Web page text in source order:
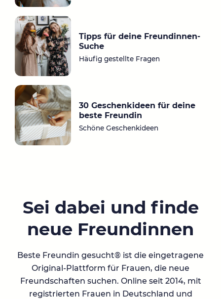
Tipps für deine Freundinnen-
Suche
Häufig gestellte Fragen
30 Geschenkideen für deine
beste Freundin
Schöne Geschenkideen
Sei dabei und finde
neue Freundinnen
Beste Freundin gesucht® ist die eingetragene
Original-Plattform für Frauen, die neue
Freundschaften suchen. Online seit 2014, mit
registrierten Frauen in Deutschland und